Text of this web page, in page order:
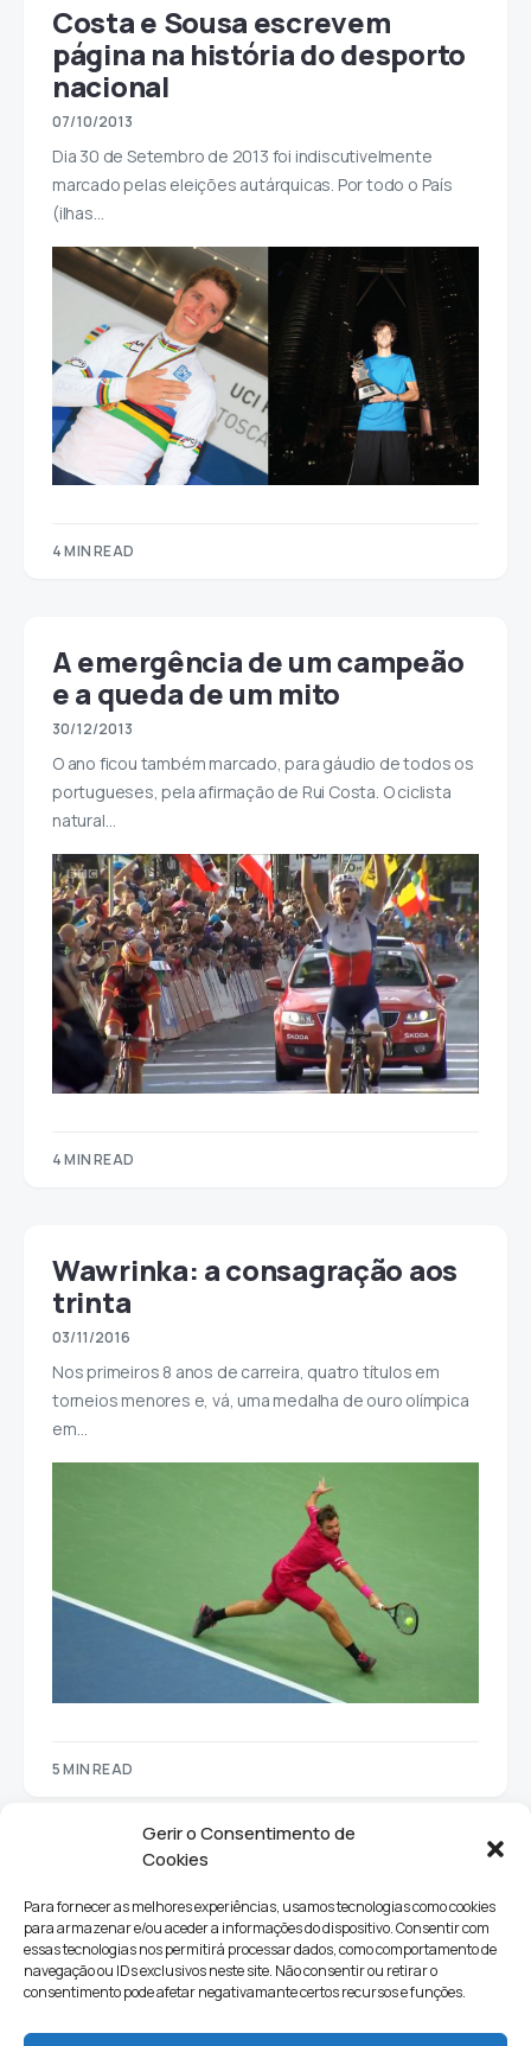
Gerir o Consentimento de
Cookies
Para fornecer as melhores experiências, usamos tecnologias como cookies
para armazenar e/ou aceder a informações do dispositivo. Consentir com
essas tecnologias nos permitirá processar dados, como comportamento de
navegação ou IDs exclusivos neste site. Não consentir ou retirar o
consentimento pode afetar negativamante certos recursos e funções.
Costa e Sousa escrevem
página na história do desporto
nacional
07/10/2013
Dia 30 de Setembro de 2013 foi indiscutivelmente
marcado pelas eleições autárquicas. Por todo o País
(ilhas…
4 MIN READ
A emergência de um campeão
e a queda de um mito
30/12/2013
O ano ficou também marcado, para gáudio de todos os
portugueses, pela afirmação de Rui Costa. O ciclista
natural…
4 MIN READ
Wawrinka: a consagração aos
trinta
03/11/2016
Nos primeiros 8 anos de carreira, quatro títulos em
torneios menores e, vá, uma medalha de ouro olímpica
em…
5 MIN READ